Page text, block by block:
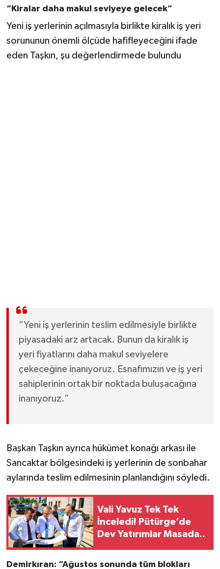
“Kiralar daha makul seviyeye gelecek”
Yeni iş yerlerinin açılmasıyla birlikte kiralık iş yeri
sorununun önemli ölçüde hafifleyeceğini ifade
eden Taşkın, şu değerlendirmede bulundu
“Yeni iş yerlerinin teslim edilmesiyle birlikte
piyasadaki arz artacak. Bunun da kiralık iş
yeri fiyatlarını daha makul seviyelere
çekeceğine inanıyoruz. Esnafımızın ve iş yeri
sahiplerinin ortak bir noktada buluşacağına
inanıyoruz.”
Başkan Taşkın ayrıca hükümet konağı arkası ile
Sancaktar bölgesindeki iş yerlerinin de sonbahar
aylarında teslim edilmesinin planlandığını söyledi.
Vali Yavuz Tek Tek
İnceledi! Pütürge’de
Dev Yatırımlar Masada..
Demirkıran: “Ağustos sonunda tüm blokları